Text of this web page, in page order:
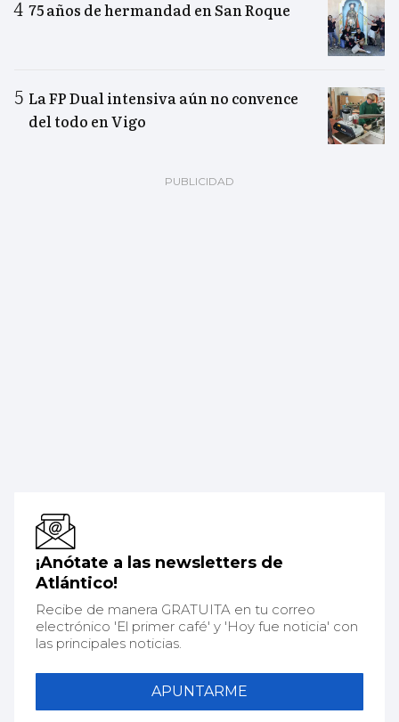
75 años de hermandad en San Roque
La FP Dual intensiva aún no convence
del todo en Vigo
¡Anótate a las newsletters de
Atlántico!
Recibe de manera GRATUITA en tu correo
electrónico 'El primer café' y 'Hoy fue noticia' con
las principales noticias.
APUNTARME